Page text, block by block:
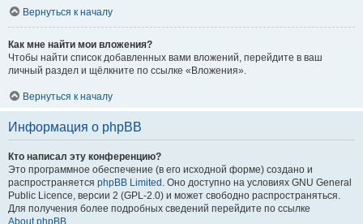
Вернуться к началу
Как мне найти мои вложения?
Чтобы найти список добавленных вами вложений, перейдите в ваш
личный раздел и щёлкните по ссылке «Вложения».
Вернуться к началу
Информация о phpBB
Кто написал эту конференцию?
Это программное обеспечение (в его исходной форме) создано и
распространяется phpBB Limited . Оно доступно на условиях GNU General
Public Licence, версии 2 (GPL-2.0) и может свободно распространяться.
Для получения более подробных сведений перейдите по ссылке
About phpBB.